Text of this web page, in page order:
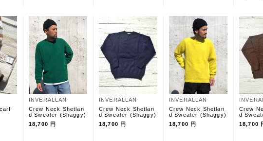
INVERALLAN
Crew Neck Shetlan
d Sweater (Shaggy)
18,700 円
INVERALLAN
Crew Neck Shetlan
d Sweater (Shaggy)
18,700 円
INVERALLAN
Crew Neck Shetlan
d Sweater (Shaggy)
18,700 円
Crew
d
18,700